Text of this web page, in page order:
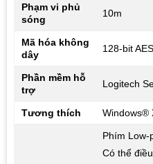
Phạm vi phủ
sóng
10m
Mã hóa không
dây
128-bit AES
Phần mềm hỗ
trợ
Logitech
Tương thích Windows®
Phím Low-
Có thể